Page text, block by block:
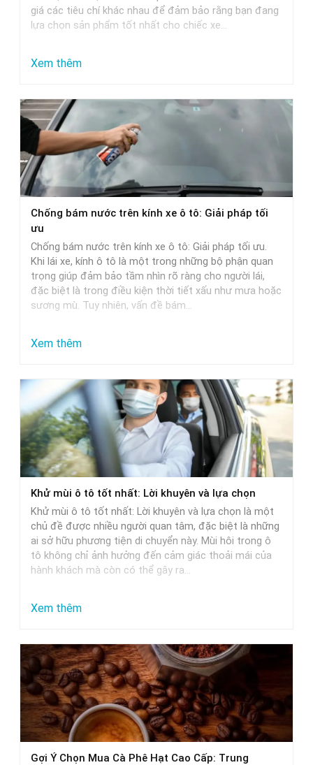
giá các tiêu chí khác nhau để đảm bảo rằng bạn đang
lựa chọn sản phẩm tốt nhất cho chiếc xe…
Xem thêm:
Dẫn
Chọn
Nước
Rửa
Xe
Phù
Nhất
Chống bám nước trên kính xe ô tô: Giải pháp tối
ưu
Chống bám nước trên kính xe ô tô: Giải pháp tối ưu.
Khi lái xe, kính ô tô là một trong những bộ phận quan
trọng giúp đảm bảo tầm nhìn rõ ràng cho người lái,
đặc biệt là trong điều kiện thời tiết xấu như mưa hoặc
sương mù. Tuy nhiên, vấn đề bám…
Xem thêm:
bám
nước
trên
kính
xe
ô
tô:
Giải
pháp
tối
ưu
Khử mùi ô tô tốt nhất: Lời khuyên và lựa chọn
Khử mùi ô tô tốt nhất: Lời khuyên và lựa chọn là một
chủ đề được nhiều người quan tâm, đặc biệt là những
ai sở hữu phương tiện di chuyển này. Mùi hôi trong ô
tô không chỉ ảnh hưởng đến cảm giác thoải mái của
hành khách mà còn có thể gây ra…
Xem thêm:
mùi
ô
tô
tốt
nhất:
Lời
Gợi Ý Chọn Mua Cà Phê Hạt Cao Cấp: Trung